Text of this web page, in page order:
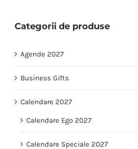
Categorii de produse
Agende 2027
Business Gifts
Calendare 2027
Calendare Ego 2027
Calendare Speciale 2027